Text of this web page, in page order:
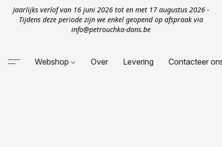
Jaarlijks verlof van 16 juni 2026 tot en met 17 augustus 2026 -
Tijdens deze periode zijn we enkel geopend op afspraak via
info@petrouchka-dans.be
Webshop Over Levering Contacteer